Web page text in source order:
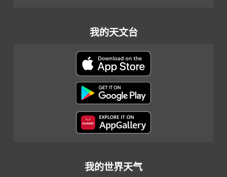
我的天文台
我的世界天气